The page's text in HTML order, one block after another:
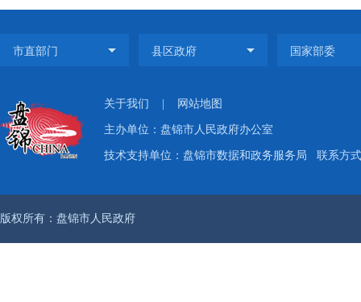
关于我们 网站地图
主办单位：盘锦市人民政府办公室
技术支持单位：盘锦市数据和政务服务局 联系方
版权所有：盘锦市人民政府